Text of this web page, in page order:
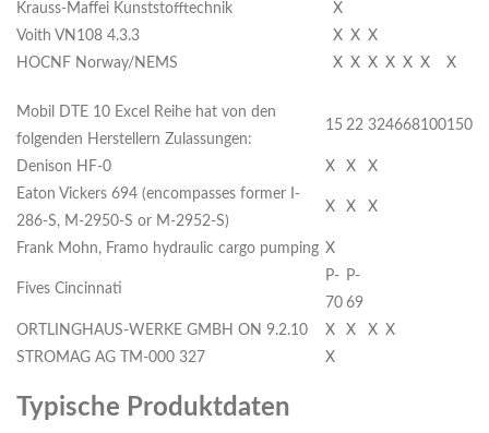
Krauss-Maffei Kunststofftechnik
X
Voith VN108 4.3.3
X X X
HOCNF Norway/NEMS
X X X X X X X
Mobil DTE 10 Excel Reihe hat von den
folgenden Herstellern Zulassungen:
15 22 324668100150
Denison HF-0 X X
X
Eaton Vickers 694 (encompasses former I-
286-S, M-2950-S or M-2952-S)
X X X
Frank Mohn, Framo hydraulic cargo pumping X
Fives Cincinnati
P-
70
P-
69
ORTLINGHAUS-WERKE GMBH ON 9.2.10
X X X X
STROMAG AG TM-000 327
X
Typische Produktdaten